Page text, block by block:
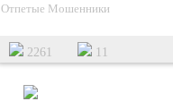
Отпетые Мошенники
2261 11